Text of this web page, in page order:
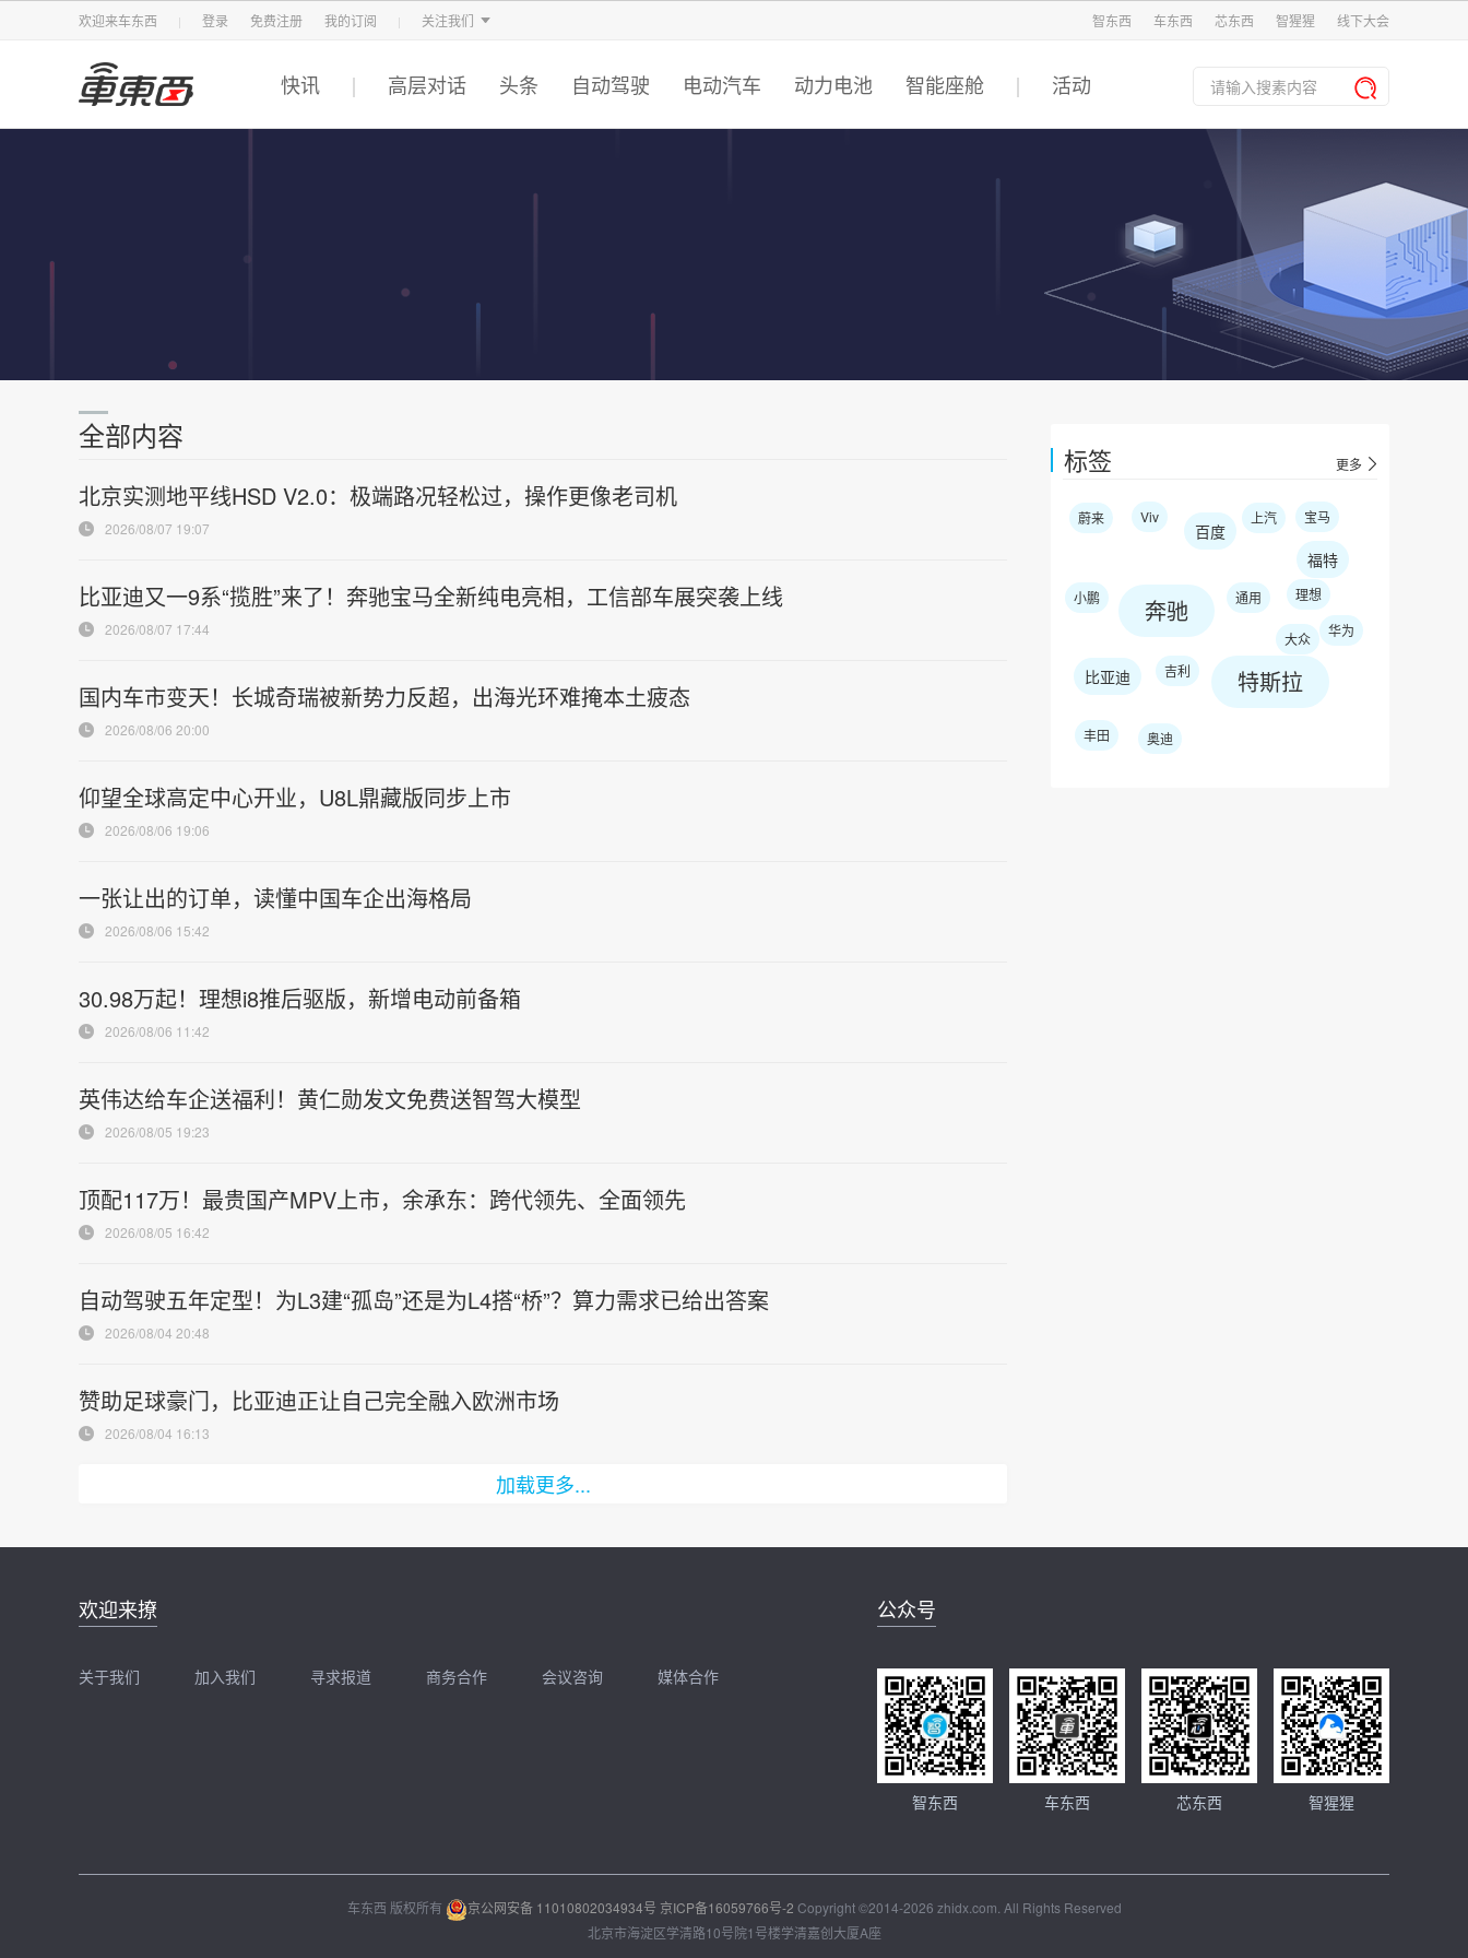
欢迎来车东西 登录 免费注册 我的订阅 关注我们
智东西 车东西 芯东西 智猩猩
智东西 车东西 芯东西 智猩猩 线下大会
快讯 高层对话 头条 自动驾驶 电动汽车 动力电池 智能座舱 活动
标签 更多
蔚来 Viv
百度
上汽 宝马
福特
小鹏 奔驰 通用 理想
大众 华为
比亚迪 吉利 特斯拉
丰田 奥迪
全部内容
北京实测地平线HSD V2.0：极端路况轻松过，操作更像老司机
2026/08/07 19:07
比亚迪又一9系“揽胜”来了！奔驰宝马全新纯电亮相，工信部车展突袭上线
2026/08/07 17:44
国内车市变天！长城奇瑞被新势力反超，出海光环难掩本土疲态
2026/08/06 20:00
仰望全球高定中心开业，U8L鼎藏版同步上市
2026/08/06 19:06
一张让出的订单，读懂中国车企出海格局
2026/08/06 15:42
30.98万起！理想i8推后驱版，新增电动前备箱
2026/08/06 11:42
英伟达给车企送福利！黄仁勋发文免费送智驾大模型
2026/08/05 19:23
顶配117万！最贵国产MPV上市，余承东：跨代领先、全面领先
2026/08/05 16:42
自动驾驶五年定型！为L3建“孤岛”还是为L4搭“桥”？算力需求已给出答案
2026/08/04 20:48
赞助足球豪门，比亚迪正让自己完全融入欧洲市场
2026/08/04 16:13
加载更多...
欢迎来撩
关于我们 加入我们
扫码加我直接扔简历
寻求报道 商务合作
扫码加我直接开聊
会议咨询 媒体合作
扫码加我直接开聊
公众号
智东西 车东西 芯东西 智猩猩
车东西 版权所有 京公网安备 11010802034934号 京ICP备16059766号-2 Copyright ©2014-2026 zhidx.com. All Rights Reserved
北京市海淀区学清路10号院1号楼学清嘉创大厦A座